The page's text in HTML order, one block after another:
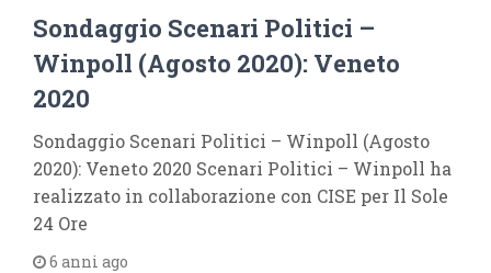
Sondaggio Scenari Politici –
Winpoll (Agosto 2020): Veneto
2020
Sondaggio Scenari Politici – Winpoll (Agosto
2020): Veneto 2020 Scenari Politici – Winpoll ha
realizzato in collaborazione con CISE per Il Sole
24 Ore
6 anni ago